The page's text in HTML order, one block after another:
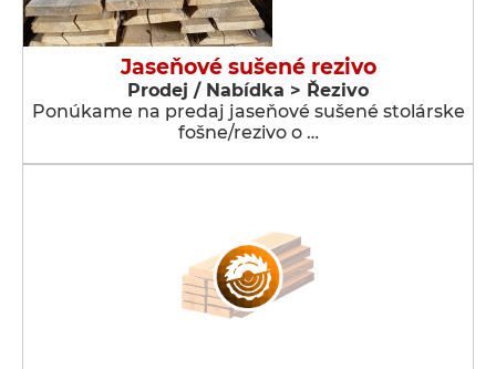
Jaseňové sušené rezivo
Prodej / Nabídka > Řezivo
Ponúkame na predaj jaseňové sušené stolárske
fošne/rezivo o …